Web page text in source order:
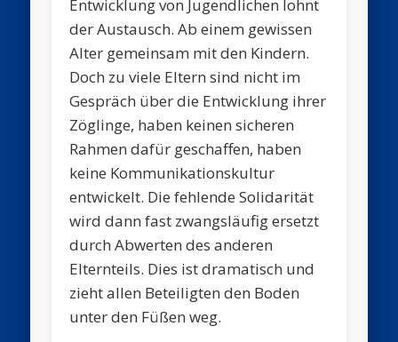
Entwicklung von Jugendlichen lohnt
der Austausch. Ab einem gewissen
Alter gemeinsam mit den Kindern.
Doch zu viele Eltern sind nicht im
Gespräch über die Entwicklung ihrer
Zöglinge, haben keinen sicheren
Rahmen dafür geschaffen, haben
keine Kommunikationskultur
entwickelt. Die fehlende Solidarität
wird dann fast zwangsläufig ersetzt
durch Abwerten des anderen
Elternteils. Dies ist dramatisch und
zieht allen Beteiligten den Boden
unter den Füßen weg.